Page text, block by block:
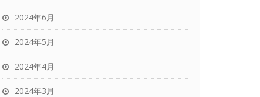
2024年6月
2024年5月
2024年4月
2024年3月